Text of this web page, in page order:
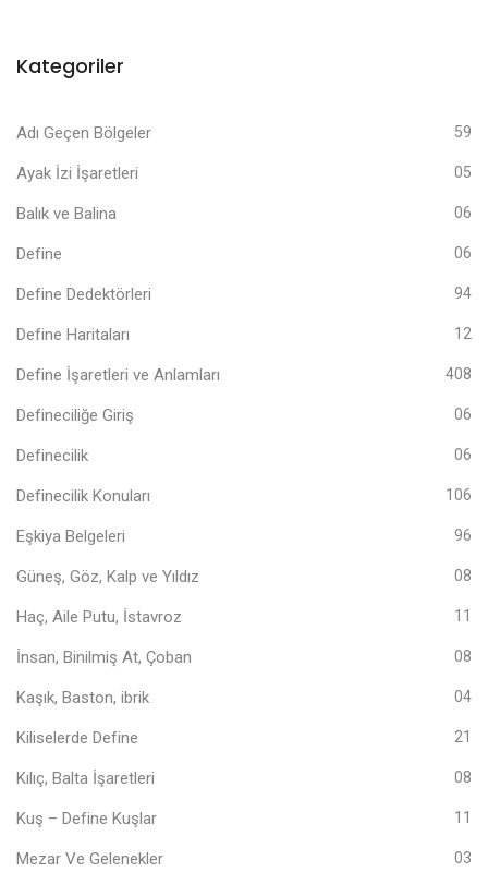
Kategoriler
Adı Geçen Bölgeler 59
Ayak İzi İşaretleri 05
Balık ve Balina 06
Define 06
Define Dedektörleri 94
Define Haritaları 12
Define İşaretleri ve Anlamları 408
Defineciliğe Giriş 06
Definecilik 06
Definecilik Konuları 106
Eşkiya Belgeleri 96
Güneş, Göz, Kalp ve Yıldız 08
Haç, Aile Putu, İstavroz 11
İnsan, Binilmiş At, Çoban 08
Kaşık, Baston, ibrik 04
Kiliselerde Define 21
Kılıç, Balta İşaretleri 08
Kuş – Define Kuşlar 11
Mezar Ve Gelenekler 03